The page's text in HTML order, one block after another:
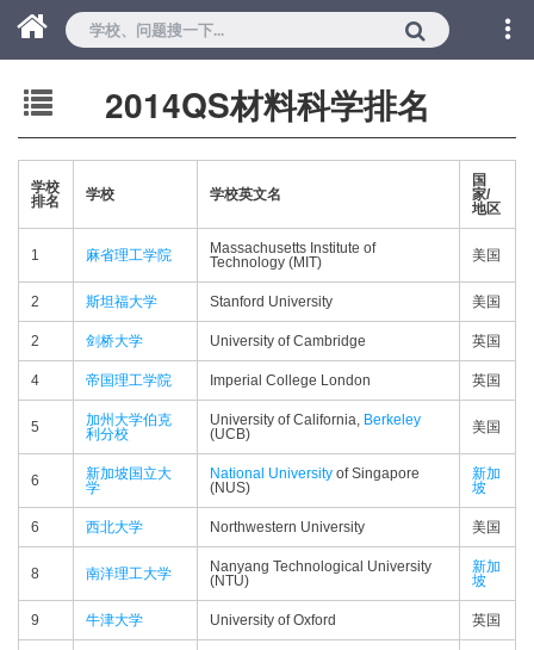
2014QS材料科学排名
学校
排名
学校 学校英文名
国
家/
地区
1 麻省理工学院
Massachusetts Institute of
Technology (MIT)
美国
2 斯坦福大学 Stanford University 美国
2 剑桥大学 University of Cambridge 英国
4 帝国理工学院 Imperial College London 英国
5
加州大学伯克
利分校
University of California, Berkeley
(UCB)
美国
6
新加坡国立大
学
National University of Singapore
(NUS)
新加
坡
6 西北大学 Northwestern University 美国
8 南洋理工大学
Nanyang Technological University
(NTU)
新加
坡
9 牛津大学 University of Oxford 英国